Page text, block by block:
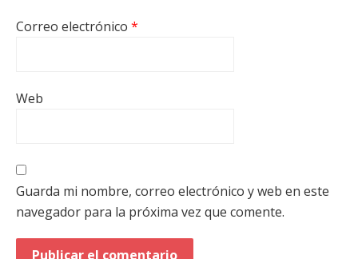
Correo electrónico *
Web
Guarda mi nombre, correo electrónico y web en este
navegador para la próxima vez que comente.